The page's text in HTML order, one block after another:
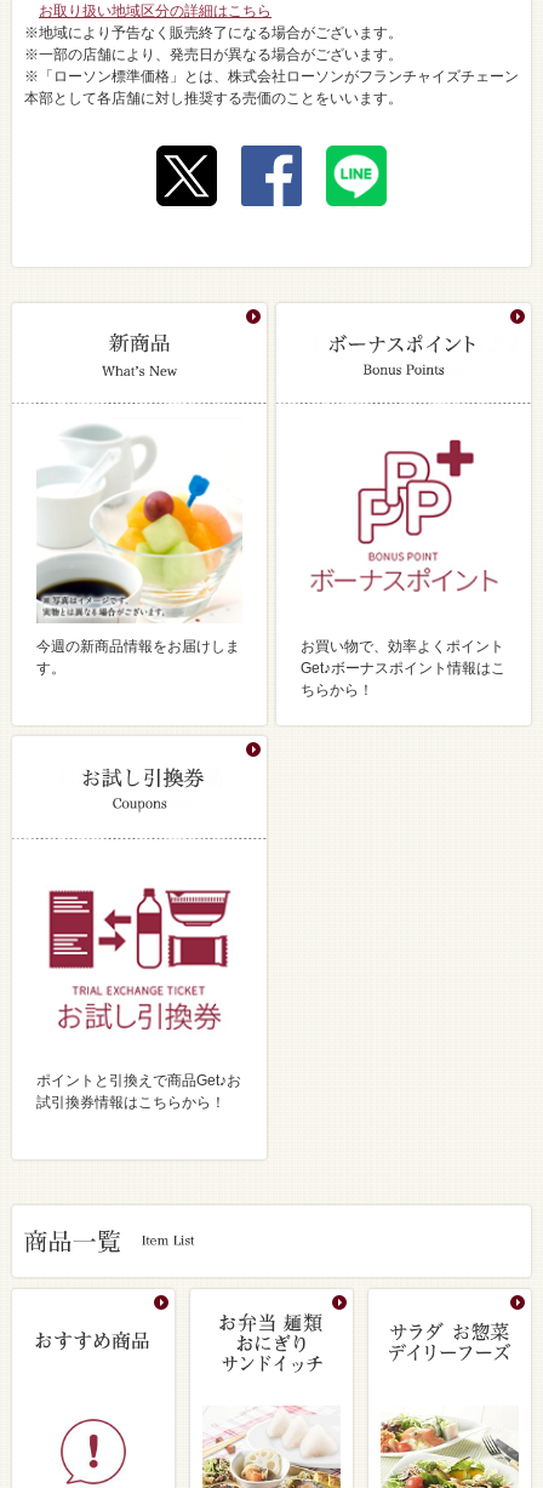
お取り扱い地域区分の詳細はこちら
※地域により予告なく販売終了になる場合がございます。
※一部の店舗により、発売日が異なる場合がございます。
※「ローソン標準価格」とは、株式会社ローソンがフランチャイズチェーン
本部として各店舗に対し推奨する売価のことをいいます。
今週の新商品情報をお届けしま
す。
お買い物で、効率よくポイント
Get♪ボーナスポイント情報はこ
ちらから！
ポイントと引換えで商品Get♪お
試引換券情報はこちらから！